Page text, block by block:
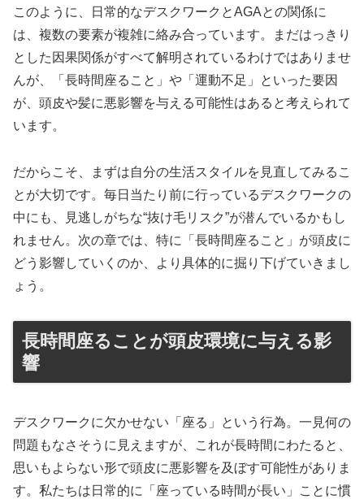
このように、日常的なデスクワークとAGAとの関係に
は、複数の要素が複雑に絡み合っています。まだはっきり
とした因果関係がすべて解明されているわけではありませ
んが、「長時間座ること」や「運動不足」といった要因
が、頭皮や髪に悪影響を与える可能性はあると考えられて
います。
だからこそ、まずは自分の生活スタイルを見直してみるこ
とが大切です。毎日当たり前に行っているデスクワークの
中にも、見逃しがちな“抜け毛リスク”が潜んでいるかもし
れません。次の章では、特に「長時間座ること」が頭皮に
どう影響していくのか、より具体的に掘り下げていきまし
ょう。
長時間座ることが頭皮環境に与える影
響
デスクワークに欠かせない「座る」という行為。一見何の
問題もなさそうに見えますが、これが長時間にわたると、
思いもよらない形で頭皮に悪影響を及ぼす可能性がありま
す。私たちは日常的に「座っている時間が長い」ことに慣